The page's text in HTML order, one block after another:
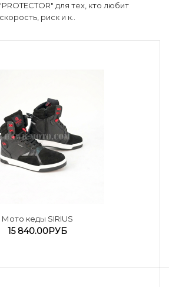
для тех, кто любит
скорость, риск и к..
Мото кеды SIRIUS
15 840.00РУБ